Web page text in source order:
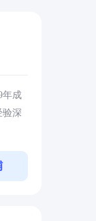
年成
验深